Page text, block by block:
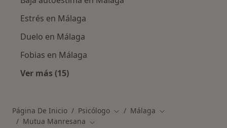
Estrés en Málaga
Duelo en Málaga
Fobias en Málaga
Ver más (15)
Página De Inicio Psicólogo Cambiar de ciudad
Málaga Cambiar de ciudad
Mutua Manresana Cambiar de ciudad